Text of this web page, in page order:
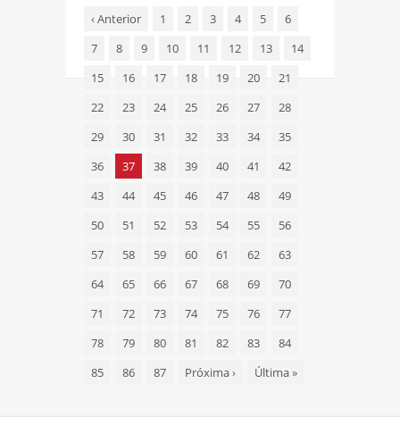
‹Anterior 1 2 3 4 5
6
7
8 9 10 11 12 13
14
15
16 17 18 19 20
21
22
23 24 25 26 27
28
29
30 31 32 33 34
35
36
37 38 39 40 41
42
43
44 45 46 47 48
49
50
51 52 53 54 55
56
57
58 59 60 61 62
63
64
65 66 67 68 69
70
71
72 73 74 75 76
77
78
79 80 81 82 83
84
85
86 87 Próxima› Última»